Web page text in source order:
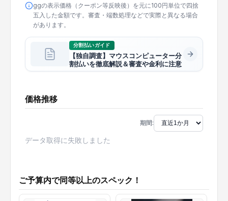
ggの表示価格（クーポン等反映後）を元に100円単位で四捨
五入した金額です。審査・端数処理などで実際と異なる場合
があります。
分割払いガイド
【独自調査】マウスコンピューター分
割払いを徹底解説＆審査や金利に注意
価格推移
期間:
データ取得に失敗しました
ご予算内で同等以上のスペック！